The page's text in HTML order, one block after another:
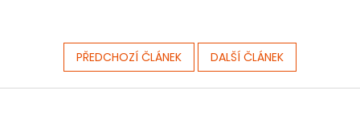
PŘEDCHOZÍ ČLÁNEK DALŠÍ ČLÁNEK
Z